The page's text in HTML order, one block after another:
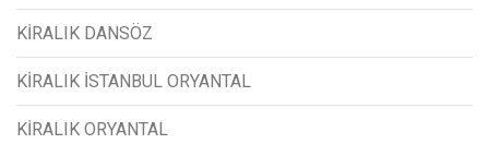
KİRALIK DANSÖZ
KİRALIK İSTANBUL ORYANTAL
KİRALIK ORYANTAL